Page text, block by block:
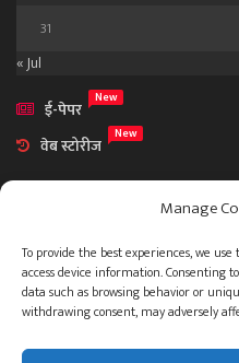
Manage
To provide the best experiences, we
access device information. Consenting
data such as browsing behavior or
withdrawing consent, may adversely
31
« Jul
ई-पेपर
New
वेब स्टोरीज New
आमच्या विषयी
संपर्क